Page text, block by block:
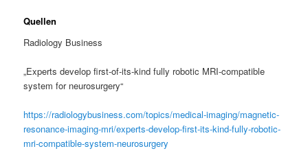
Quellen
Radiology Business
„Experts develop first-of-its-kind fully robotic MRI-compatible
system for neurosurgery“
https://radiologybusiness.com/topics/medical-imaging/magnetic-
resonance-imaging-mri/experts-develop-first-its-kind-fully-robotic-
mri-compatible-system-neurosurgery